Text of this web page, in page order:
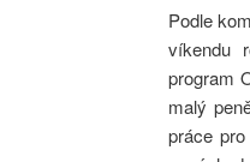
Podle
víkendu
program
malý
práce